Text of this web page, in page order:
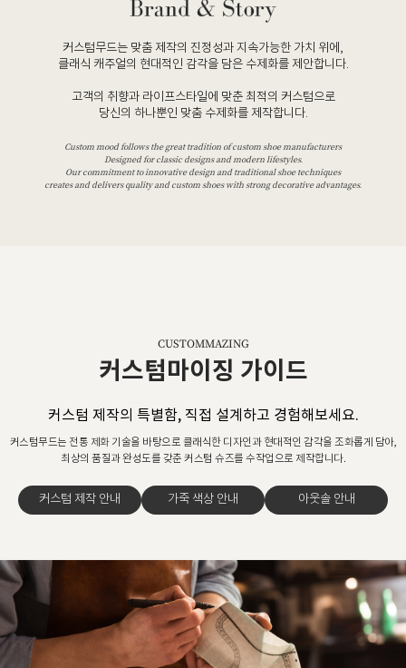
커스텀무드는 맞춤 제작의 진정성과 지속가능한 가치 위에,
클래식 캐주얼의 현대적인 감각을 담은 수제화를 제안합니다.
고객의 취향과 라이프스타일에 맞춘 최적의 커스텀으로
당신의 하나뿐인 맞춤 수제화를 제작합니다.
Custom mood follows the great tradition of custom shoe manufacturers
Designed for classic designs and modern lifestyles.
Our commitment to innovative design and traditional shoe techniques
creates and delivers quality and custom shoes with strong decorative advantages.
CUSTOMMAZING
커스텀마이징 가이드
커스텀 제작의 특별함, 직접 설계하고 경험해보세요.
커스텀무드는 전통 제화 기술을 바탕으로 클래식한 디자인과 현대적인 감각을 조화롭게 담아,
최상의 품질과 완성도를 갖춘 커스텀 슈즈를 수작업으로 제작합니다.
커스텀 제작 안내 가죽 색상 안내 아웃솔 안내